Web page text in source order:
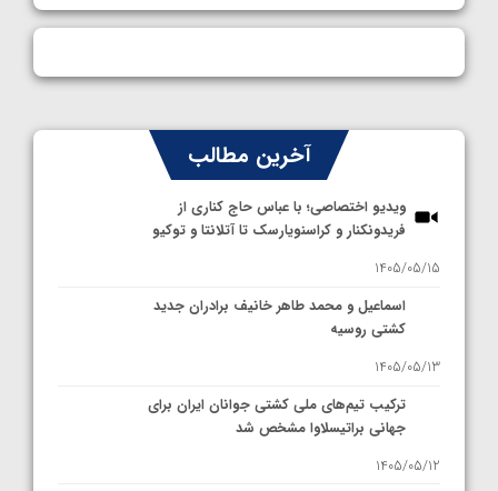
آخرین مطالب
ویدیو اختصاصی؛ با عباس حاج کناری از
فریدونکنار و کراسنویارسک تا آتلانتا و توکیو
1405/05/15
اسماعیل و محمد طاهر خانیف برادران جدید
کشتی روسیه
1405/05/13
ترکیب تیم‌های ملی کشتی جوانان ایران برای
جهانی براتیسلاوا مشخص شد
1405/05/12